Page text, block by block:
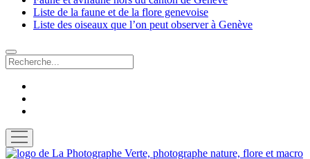
Liste de la faune et de la flore genevoise
Liste des oiseaux que l’on peut observer à Genève
Recherche
ouvrir
menu
La